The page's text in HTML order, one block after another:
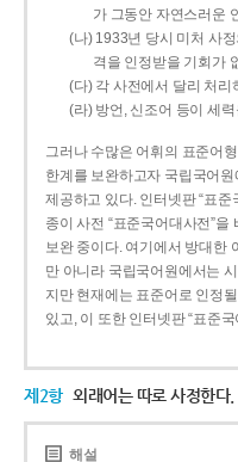
가 그동안 자연스러운
(나) 1933년 당시 미처 사
격을 인정받을 기회가
(다) 각 사전에서 달리 처리
(라) 방언, 신조어 등이 세
그러나 수많은 어휘의 표준어
한계를 보완하고자 국립국어
제공하고 있다. 인터넷판 “표
종이 사전 “표준국어대사전”을
보완 중이다. 여기에서 방대한
만 아니라 국립국어원에서는
지만 현재에는 표준어로 인정
있고, 이 또한 인터넷판 “표준
제2항 외래어는 따로 사정한다.
해설